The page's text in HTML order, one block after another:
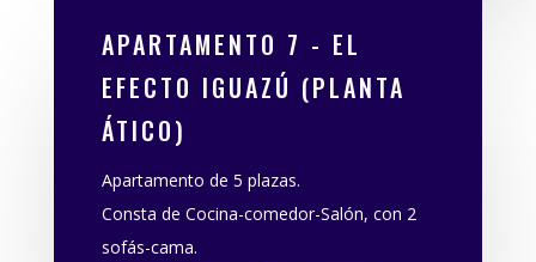
APARTAMENTO 7 - EL
EFECTO IGUAZÚ (PLANTA
ÁTICO)
Apartamento de 5 plazas.
Consta de Cocina-comedor-Salón, con 2
sofás-cama.